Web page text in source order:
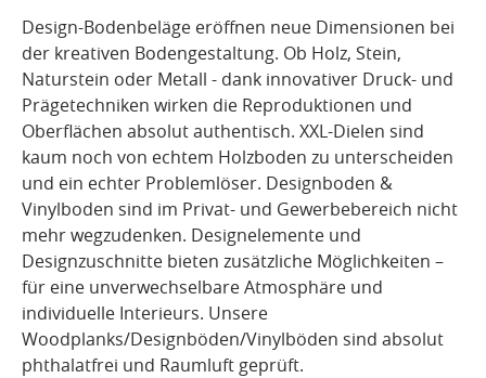
Design-Bodenbeläge eröffnen neue Dimensionen bei
der kreativen Bodengestaltung. Ob Holz, Stein,
Naturstein oder Metall - dank innovativer Druck- und
Prägetechniken wirken die Reproduktionen und
Oberflächen absolut authentisch. XXL-Dielen sind
kaum noch von echtem Holzboden zu unterscheiden
und ein echter Problemlöser. Designboden &
Vinylboden sind im Privat- und Gewerbebereich nicht
mehr wegzudenken. Designelemente und
Designzuschnitte bieten zusätzliche Möglichkeiten –
für eine unverwechselbare Atmosphäre und
individuelle Interieurs. Unsere
Woodplanks/Designböden/Vinylböden sind absolut
phthalatfrei und Raumluft geprüft.